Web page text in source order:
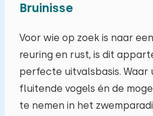
Bruinisse
Voor wie op zoek is naar
reuring en rust, is dit
perfecte uitvalsbasis. Waar
fluitende vogels én de
te nemen in het
ma di wo do
27 28 29 30
03 04 05 06